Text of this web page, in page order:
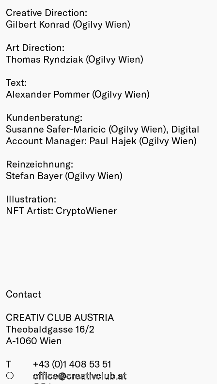
Creative Direction:
Gilbert Konrad (Ogilvy Wien)
Art Direction:
Thomas Ryndziak (Ogilvy Wien)
Text:
Alexander Pommer (Ogilvy Wien)
Kundenberatung:
Susanne Safer-Maricic (Ogilvy Wien), Digital
Account Manager: Paul Hajek (Ogilvy Wien)
Reinzeichnung:
Stefan Bayer (Ogilvy Wien)
Illustration:
NFT Artist: CryptoWiener
Contact
CREATIV CLUB AUSTRIA
Theobaldgasse 16/2
A-1060 Wien
T
+43 (0)1 408 53 51
○
office@creativclub.at